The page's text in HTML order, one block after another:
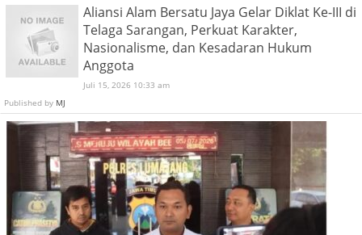
Aliansi Alam Bersatu Jaya Gelar Diklat Ke-III di
Telaga Sarangan, Perkuat Karakter,
Nasionalisme, dan Kesadaran Hukum
Anggota
Juli 15, 2026 10:33 am
Published by MJ